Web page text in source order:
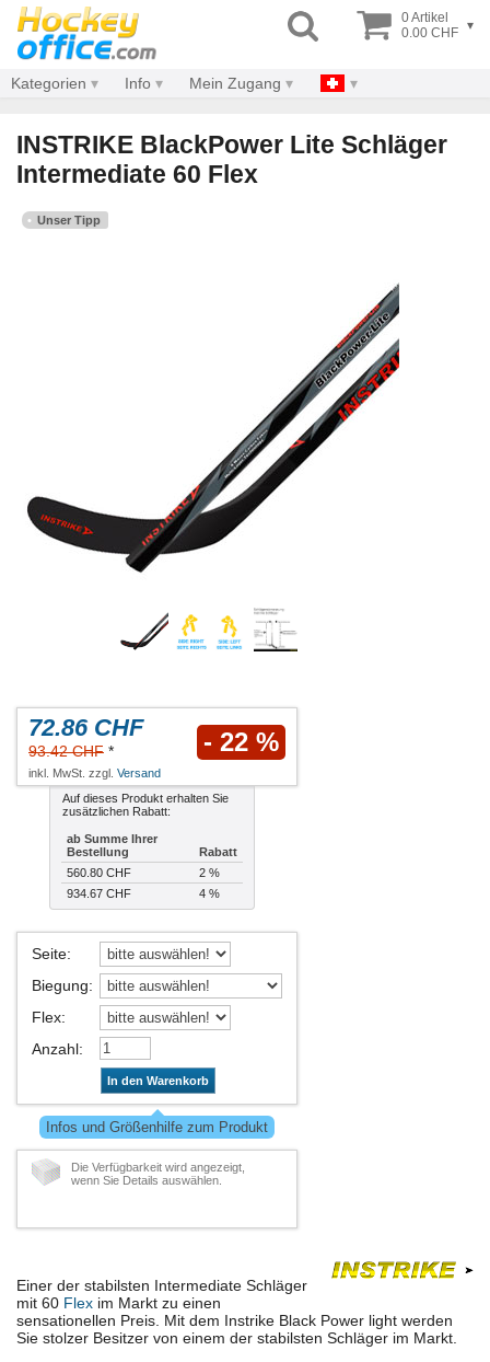
0 Artikel
0.00 CHF ▾
Kategorien Info Mein Zugang
INSTRIKE BlackPower Lite Schläger
Intermediate 60 Flex
Unser Tipp
72.86 CHF
93.42 CHF * - 22 %
inkl. MwSt. zzgl. Versand
Auf dieses Produkt erhalten Sie
zusätzlichen Rabatt:
ab Summe Ihrer
Bestellung
Rabatt
560.80 CHF
2 %
934.67 CHF
4 %
Seite:
Biegung:
Flex:
Anzahl:
In den Warenkorb
Infos und Größenhilfe zum Produkt
Die Verfügbarkeit wird angezeigt,
wenn Sie Details auswählen.
Einer der stabilsten Intermediate Schläger
mit 60 Flex im Markt zu einen
sensationellen Preis. Mit dem Instrike Black Power light werden
Sie stolzer Besitzer von einem der stabilsten Schläger im Markt.